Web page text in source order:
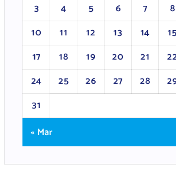
3
4 5 6 7 8
10
11 12 13 14 15
17
18 19 20 21
24
25 26 27 28
31
« Mar